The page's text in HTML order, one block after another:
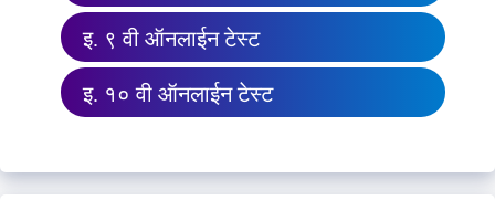
इ. ९ वी ऑनलाईन टेस्ट
इ. १० वी ऑनलाईन टेस्ट